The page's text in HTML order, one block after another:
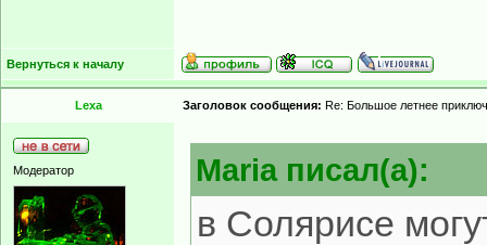
Вернуться к началу
Lexa Заголовок сообщения: Re: Большое летнее
Модератор Maria писал(а):
в Солярисе